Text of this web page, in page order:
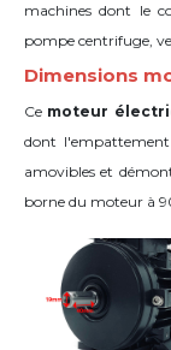
machines dont le
pompe centrifuge,
Dimensions
Ce moteur
dont
amovibles et
borne du moteur à